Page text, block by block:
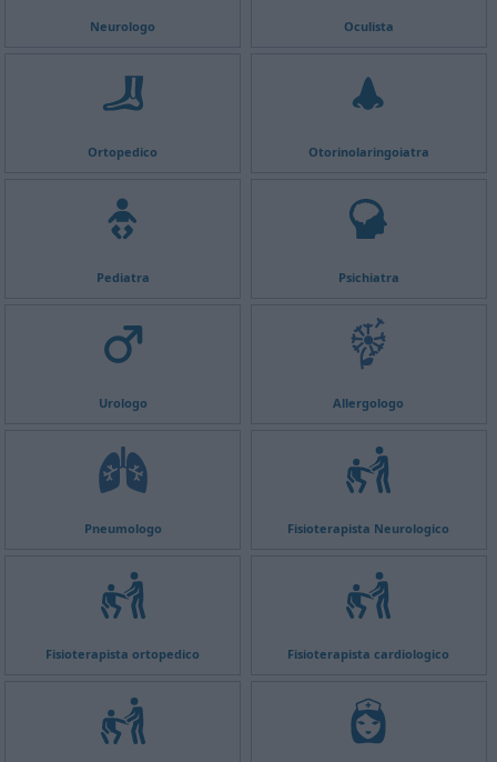
Neurologo Oculista
Ortopedico Otorinolaringoiatra
Pediatra Psichiatra
Urologo Allergologo
Pneumologo Fisioterapista Neurologico
Fisioterapista ortopedico Fisioterapista cardiologico